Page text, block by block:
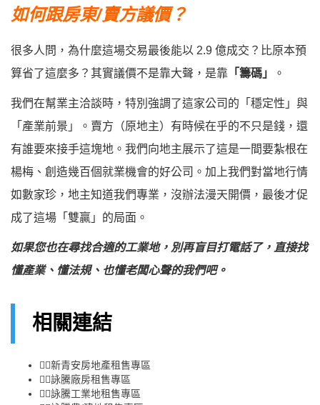
如何跟房東/賣方議價？
很多人問，為什麼這場交易最後能以 2.9 億成交？比原本預
算省了這麼多？其實議價不是靠大聲，是靠 「籌碼」 。
我們在幫業主洽談時，特別強調了這家公司的「穩定性」與
「產業前景」。賣方（原地主）有時候在乎的不只是錢，還
有誰要來接手這塊地。我們向地主展示了這是一間要紮根在
楊梅、創造幾百個就業機會的好公司。加上我們對當地行情
如數家珍，地主知道我們專業，沒辦法漫天開價，最後才促
成了這場「雙贏」的局面。
如果您也在尋找合適的工業地，別再盲目打電話了，直接找
懂產業、懂法規、也懂老闆心聲的我們吧。
相關連結
👉🏻新青安房地產租售專區
👉🏻詠騰廠房租售專區
👉🏻詠騰工業地租售專區